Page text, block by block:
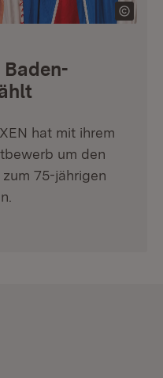
hat mit ihrem
um den
75-jährigen